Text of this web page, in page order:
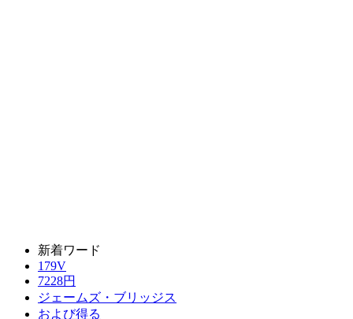
新着ワード
179V
7228円
ジェームズ・ブリッジス
および得る